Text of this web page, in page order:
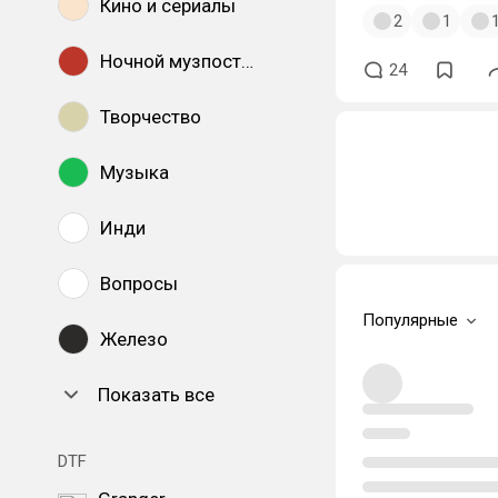
Кино и сериалы
Ночной музпостинг
Творчество
Музыка
Инди
Вопросы
Железо
Показать все
DTF
2 1
24
Популярные